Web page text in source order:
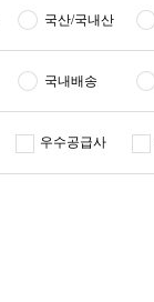
국산/국내산
국내배송
우수공급사